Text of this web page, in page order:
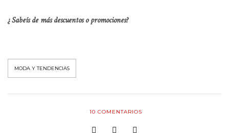
¿ Sabeís de más descuentos o promociones?
MODA Y TENDENCIAS
10 COMENTARIOS